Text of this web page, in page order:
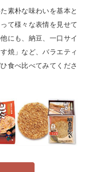
素朴な味わいを基本と
て様々な表情を見せて
にも、納豆、一口サイ
焼」など、バラエティ
食べ比べてみてくださ